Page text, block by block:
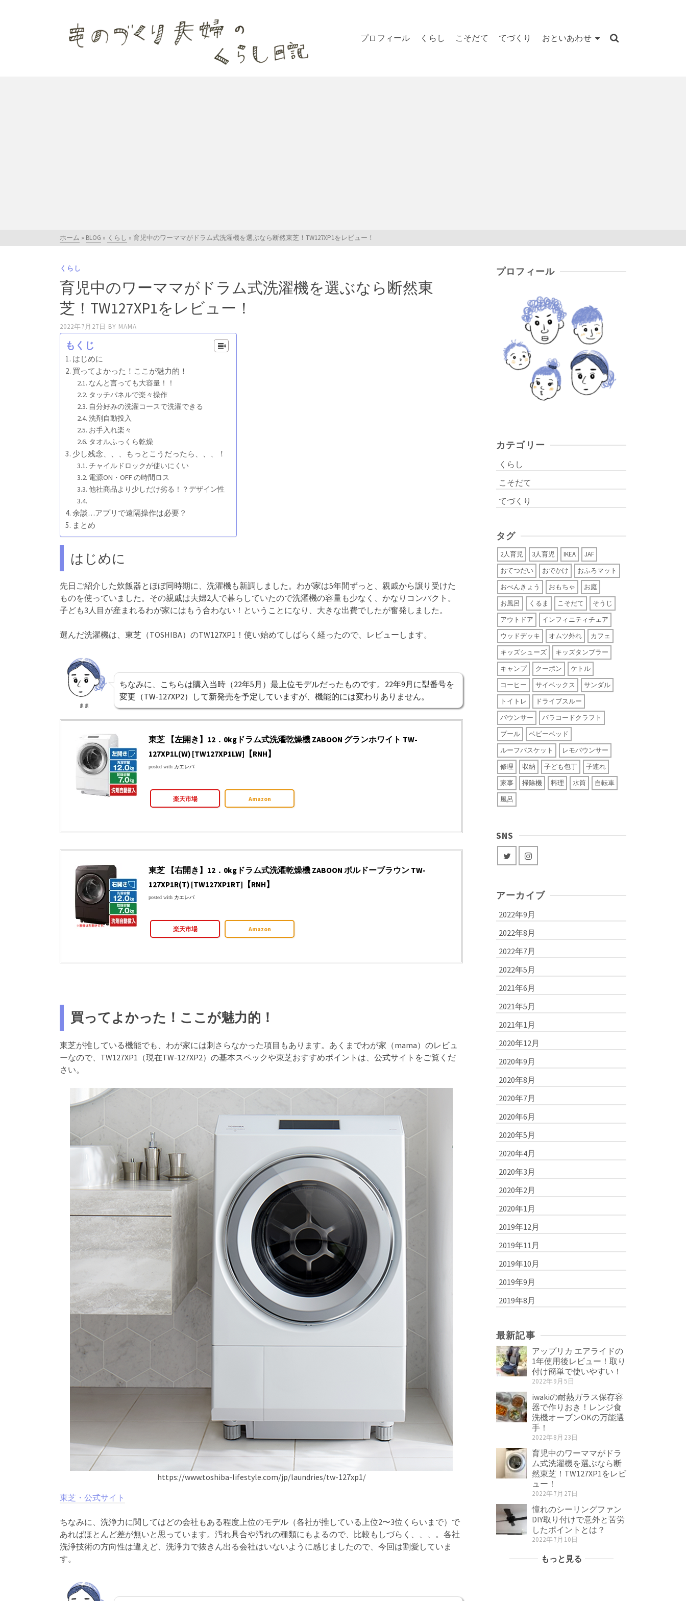
プロフィール くらし こそだて てづくり おといあわせ
ホーム » BLOG » くらし » 育児中のワーママがドラム式洗濯機を選ぶなら断然東芝！TW127XP1をレビュー！
くらし
育児中のワーママがドラム式洗濯機を選ぶなら断然東
芝！TW127XP1をレビュー！
2022年7月27日 BY MAMA
もくじ
はじめに
買ってよかった！ここが魅力的！
なんと言っても大容量！！
タッチパネルで楽々操作
自分好みの洗濯コースで洗濯できる
洗剤自動投入
お手入れ楽々
タオルふっくら乾燥
少し残念、、、もっとこうだったら、、、！
チャイルドロックが使いにくい
電源ON・OFF の時間ロス
他社商品より少しだけ劣る！？デザイン性
余談…アプリで遠隔操作は必要？
まとめ
はじめに
先日ご紹介した炊飯器とほぼ同時期に、洗濯機も新調しました。わが家は5年間ずっと、親戚から譲り受けた
ものを使っていました。その親戚は夫婦2人で暮らしていたので洗濯機の容量も少なく、かなりコンパクト。
子ども3人目が産まれるわが家にはもう合わない！ということになり、大きな出費でしたが奮発しました。
選んだ洗濯機は、東芝（TOSHIBA）のTW127XP1！使い始めてしばらく経ったので、レビューします。
まま
ちなみに、こちらは購入当時（22年5月）最上位モデルだったものです。22年9月に型番号を
変更（TW-127XP2）して新発売を予定していますが、機能的には変わりありません。
東芝 【左開き】12．0kgドラム式洗濯乾燥機 ZABOON グランホワイト TW-
127XP1L(W) [TW127XP1LW]【RNH】
posted with カエレバ
楽天市場 Amazon
東芝 【右開き】12．0kgドラム式洗濯乾燥機 ZABOON ボルドーブラウン TW-
127XP1R(T) [TW127XP1RT]【RNH】
posted with カエレバ
楽天市場 Amazon
買ってよかった！ここが魅力的！
東芝が推している機能でも、わが家には刺さらなかった項目もあります。あくまでわが家（mama）のレビュ
ーなので、TW127XP1（現在TW-127XP2）の基本スペックや東芝おすすめポイントは、公式サイトをご覧くだ
さい。
https://www.toshiba-lifestyle.com/jp/laundries/tw-127xp1/
東芝・公式サイト
ちなみに、洗浄力に関してはどの会社もある程度上位のモデル（各社が推している上位2〜3位くらいまで）で
あればほとんど差が無いと思っています。汚れ具合や汚れの種類にもよるので、比較もしづらく、、、。各社
洗浄技術の方向性は違えど、洗浄力で抜きん出る会社はいないように感じましたので、今回は割愛していま
す。
プロフィール
カテゴリー
くらし
こそだて
てづくり
タグ
2人育児 3人育児 IKEA
JAF
おてつだい
おでかけ
おふろマット
おべんきょう
おもちゃ
お庭
お風呂
くるま こそだて
そうじ
アウトドア
インフィニティチェア
ウッドデッキ
オムツ外れ
カフェ
キッズシューズ
キッズタンブラー
キャンプ
クーポン
ケトル
コーヒー
サイベックス
サンダル
トイトレ
ドライブスルー
バウンサー
パラコードクラフト
プール
ベビーベッド
ルーフバスケット
レモバウンサー
修理
収納 子ども包丁
子連れ
家事
掃除機 料理 水筒
自転車
風呂
SNS
アーカイブ
2022年9月
2022年8月
2022年7月
2022年5月
2021年6月
2021年5月
2021年1月
2020年12月
2020年9月
2020年8月
2020年7月
2020年6月
2020年5月
2020年4月
2020年3月
2020年2月
2020年1月
2019年12月
2019年11月
2019年10月
2019年9月
2019年8月
最新記事
アップリカ エアライドの
1年使用後レビュー！取り
付け簡単で使いやすい！
2022年9月5日
iwakiの耐熱ガラス保存容
器で作りおき！レンジ食
洗機オーブンOKの万能選
手！
2022年8月23日
育児中のワーママがドラ
ム式洗濯機を選ぶなら断
然東芝！TW127XP1をレビ
ュー！
2022年7月27日
憧れのシーリングファン
DIY取り付けで意外と苦労
したポイントとは？
2022年7月10日
もっと見る